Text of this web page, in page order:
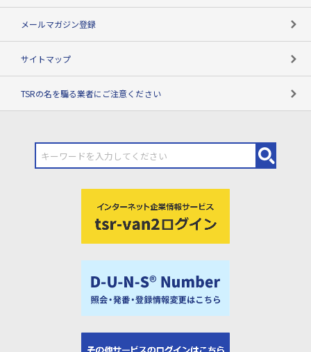
メールマガジン登録
サイトマップ
TSRの名を騙る業者にご注意ください